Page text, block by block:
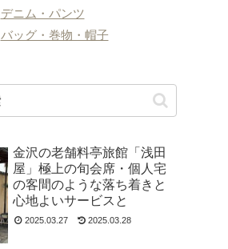
デニム・パンツ
バッグ・巻物・帽子
金沢の老舗料亭旅館「浅田
屋」極上の旬会席・個人宅
の客間のような落ち着きと
心地よいサービスと
2025.03.27 2025.03.28